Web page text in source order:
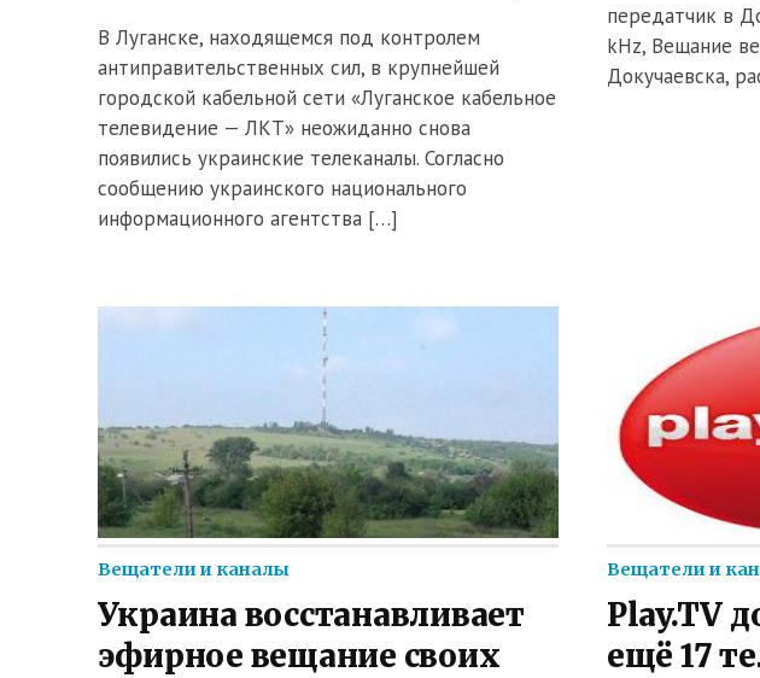
В Луганске, находящемся под контролем
антиправительственных сил, в крупнейшей
городской кабельной сети «Луганское кабельное
телевидение — ЛКТ» неожиданно снова
появились украинские телеканалы. Согласно
сообщению украинского национального
информационного агентства […]
передатчик в
kHz, Вещание
Докучаевска,
Вещатели и каналы
Украина восстанавливает
эфирное вещание своих
Вещатели и
Play.TV
ещё 17